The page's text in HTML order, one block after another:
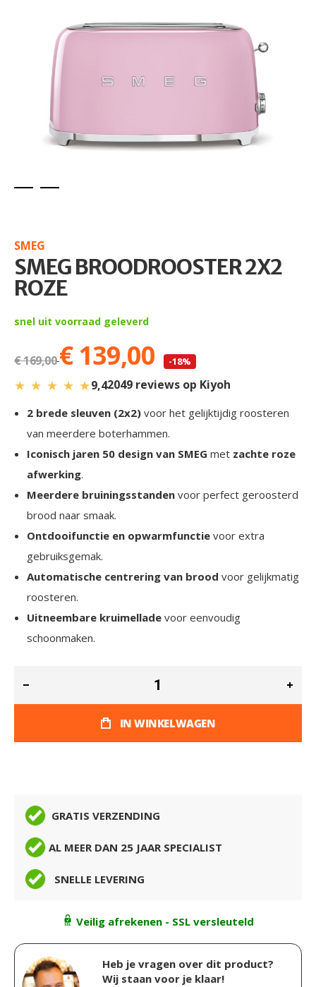
beginning
of
the
images
SMEG
SMEG BROODROOSTER 2X2
ROZE
snel uit voorraad geleverd
€ 169,00€ 139,00 -18%
★ ★ ★ ★ ★9,42049 reviews op Kiyoh
2 brede sleuven (2x2) voor het gelijktijdig roosteren
van meerdere boterhammen.
Iconisch jaren 50 design van SMEG met zachte roze
afwerking.
Meerdere bruiningsstanden voor perfect geroosterd
brood naar smaak.
Ontdooifunctie en opwarmfunctie voor extra
gebruiksgemak.
Automatische centrering van brood voor gelijkmatig
roosteren.
Uitneembare kruimellade voor eenvoudig
schoonmaken.
IN WINKELWAGEN
GRATIS VERZENDING
AL MEER DAN 25 JAAR SPECIALIST
SNELLE LEVERING
Veilig afrekenen - SSL versleuteld
Heb je vragen over dit product?
Wij staan voor je klaar!